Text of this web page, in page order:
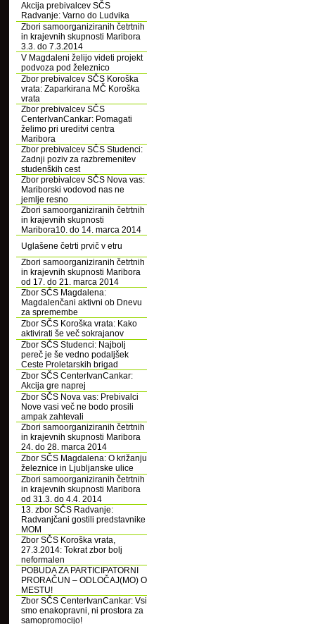
Akcija prebivalcev SČS
Radvanje: Varno do Ludvika
Zbori samoorganiziranih četrtnih
in krajevnih skupnosti Maribora
3.3. do 7.3.2014
V Magdaleni želijo videti projekt
podvoza pod železnico
Zbor prebivalcev SČS Koroška
vrata: Zaparkirana MČ Koroška
vrata
Zbor prebivalcev SČS
CenterIvanCankar: Pomagati
želimo pri ureditvi centra
Maribora
Zbor prebivalcev SČS Studenci:
Zadnji poziv za razbremenitev
studenških cest
Zbor prebivalcev SČS Nova vas:
Mariborski vodovod nas ne
jemlje resno
Zbori samoorganiziranih četrtnih
in krajevnih skupnosti
Maribora10. do 14. marca 2014
Uglašene četrti prvič v etru
Zbori samoorganiziranih četrtnih
in krajevnih skupnosti Maribora
od 17. do 21. marca 2014
Zbor SČS Magdalena:
Magdalenčani aktivni ob Dnevu
za spremembe
Zbor SČS Koroška vrata: Kako
aktivirati še več sokrajanov
Zbor SČS Studenci: Najbolj
pereč je še vedno podaljšek
Ceste Proletarskih brigad
Zbor SČS CenterIvanCankar:
Akcija gre naprej
Zbor SČS Nova vas: Prebivalci
Nove vasi več ne bodo prosili
ampak zahtevali
Zbori samoorganiziranih četrtnih
in krajevnih skupnosti Maribora
24. do 28. marca 2014
Zbor SČS Magdalena: O križanju
železnice in Ljubljanske ulice
Zbori samoorganiziranih četrtnih
in krajevnih skupnosti Maribora
od 31.3. do 4.4. 2014
13. zbor SČS Radvanje:
Radvanjčani gostili predstavnike
MOM
Zbor SČS Koroška vrata,
27.3.2014: Tokrat zbor bolj
neformalen
POBUDA ZA PARTICIPATORNI
PRORAČUN – ODLOČAJ(MO) O
MESTU!
Zbor SČS CenterIvanCankar: Vsi
smo enakopravni, ni prostora za
samopromocijo!